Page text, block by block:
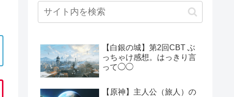
【白銀の城】第2回CBT ぶ
っちゃけ感想。はっきり言
って◯◯
【原神】主人公（旅人）の